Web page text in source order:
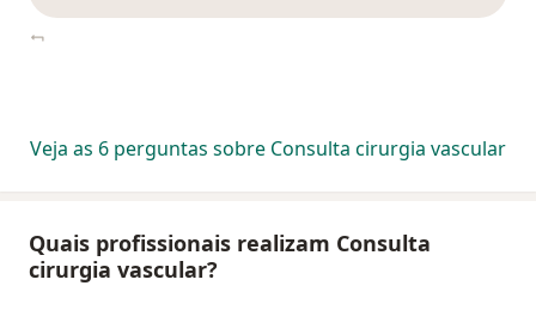
Veja as 6 perguntas sobre Consulta cirurgia vascular
Quais profissionais realizam Consulta
cirurgia vascular?